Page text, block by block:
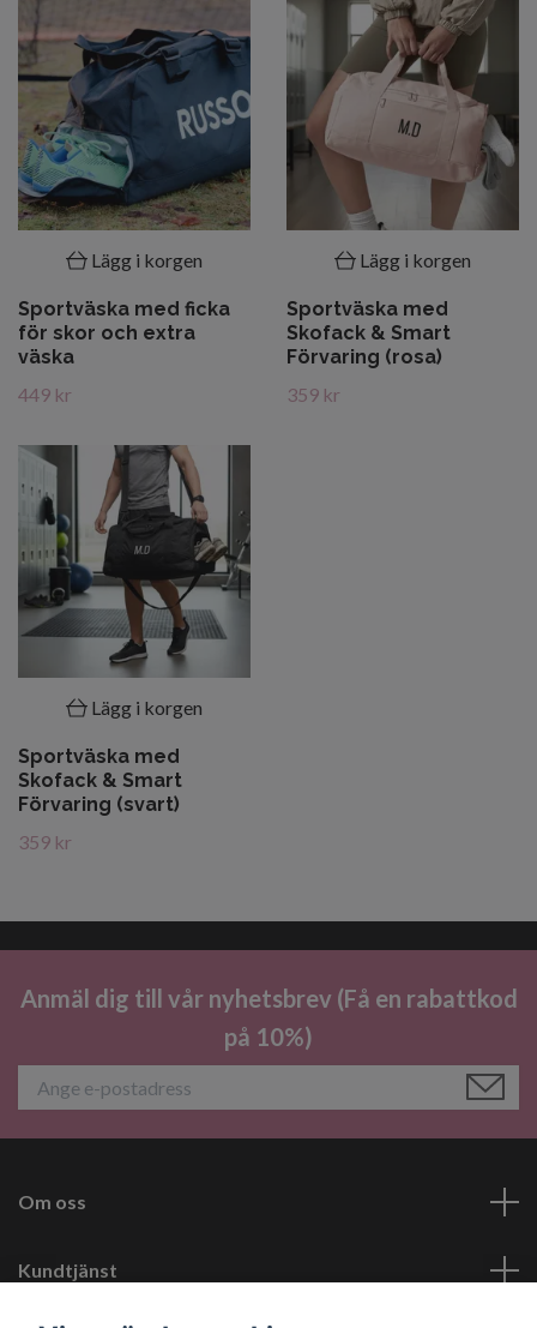
Lägg i korgen
Sportväska med ficka
för skor och extra
väska
449 kr
Lägg i korgen
Sportväska med
Skofack & Smart
Förvaring (rosa)
359 kr
Lägg i korgen
Sportväska med
Skofack & Smart
Förvaring (svart)
359 kr
Anmäl dig till vår nyhetsbrev (Få en rabattkod
på 10%)
Om oss
Kundtjänst